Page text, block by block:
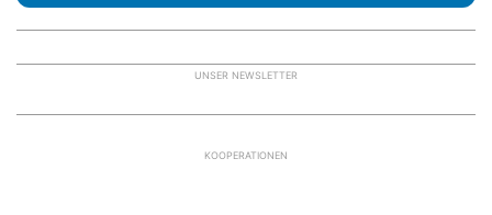
UNSER NEWSLETTER
KOOPERATIONEN